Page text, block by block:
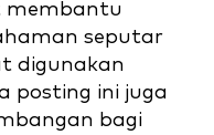
membantu
seputar
digunakan
posting ini juga
bagi